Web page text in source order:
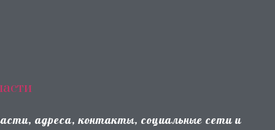
адреса, контакты, социальные сети и